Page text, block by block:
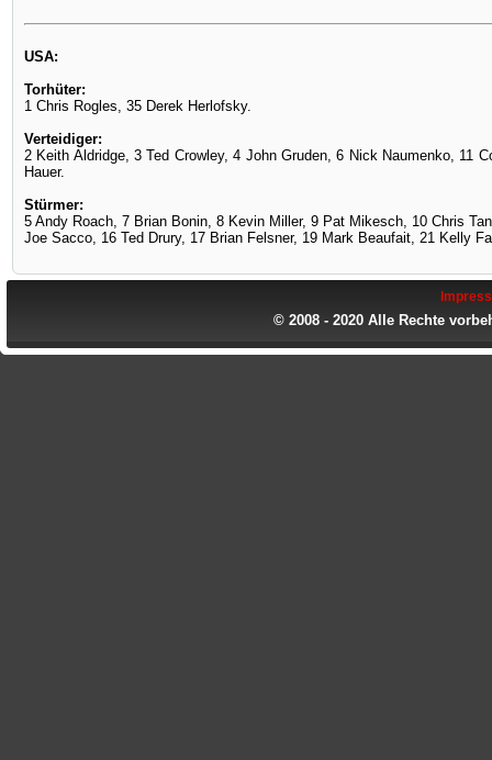
USA:
Torhüter:
1 Chris Rogles, 35 Derek Herlofsky.
Verteidiger:
2 Keith Aldridge, 3 Ted Crowley, 4 John Gruden, 6 Nick Naumenko, 11
Hauer.
Stürmer:
5 Andy Roach, 7 Brian Bonin, 8 Kevin Miller, 9 Pat Mikesch, 10 Chris
Joe Sacco, 16 Ted Drury, 17 Brian Felsner, 19 Mark Beaufait, 21 Kelly
© 2008 - 2020 Alle Rechte